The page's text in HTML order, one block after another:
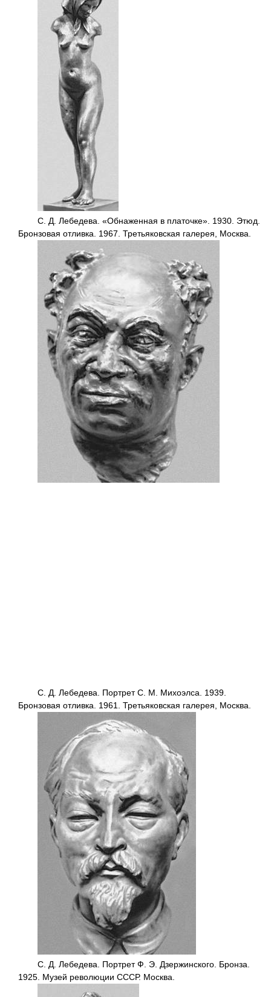
С. Д. Лебедева. «Обнаженная в платочке». 1930. Этюд.
Бронзовая отливка. 1967. Третьяковская галерея, Москва.
С. Д. Лебедева. Портрет С. М. Михоэлса. 1939.
Бронзовая отливка. 1961. Третьяковская галерея, Москва.
С. Д. Лебедева. Портрет Ф. Э. Дзержинского. Бронза.
1925. Музей революции СССР. Москва.